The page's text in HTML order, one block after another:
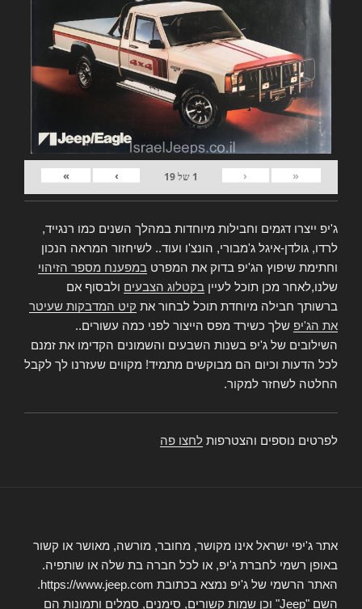
«
‹
1 של19
›
»
ג'יפ ייצרו דגמים וחבילות מיוחדות במהלך השנים כמו רנגייד,
לרדו, גולדן-איגל ג'מבורי, הונצ'ו ועוד.. לשיחזור המראה הנכון
וחתימת שיפוץ הג'יפ בדוק את המפרט במפענח מספר הזיהוי
שלנו,לאחר מכן תוכל לעיין בקטלוג הצבעים ולבסוף אם
ברשותך חבילה מיוחדת תוכל לבחור את קיט המדבקות שעיטר
את הג'יפ שלך כשירד מפס הייצור לפני כמה עשורים..
השילובים של ג'יפ בשנות השבעים והשמונים הקדימו את זמנם
לכל הדעות וכיום הם מבוקשים מתמיד! מקווים שעזרנו לך לקבל
החלטה לשחזר למקור.
לפרטים נוספים והצטרפות לחצו פה
אתר ג'יפי ישראל אינו מקושר, מחובר, מורשה, מאושר או קשור
באופן רשמי לחברת ג'יפ, או לכל חברה בת שלה או שותפיה.
האתר הרשמי של ג'יפ נמצא בכתובת https://www.jeep.com.
השם "Jeep" וכן שמות קשורים, סימנים, סמלים ותמונות הם